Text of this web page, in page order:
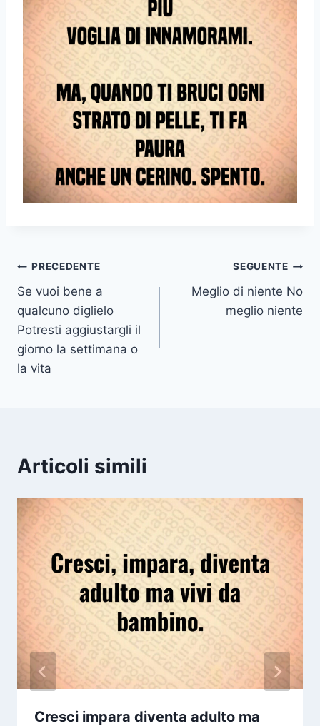
Navigazione
articoli
PRECEDENTE
Se vuoi bene a
qualcuno diglielo
Potresti aggiustargli il
giorno la settimana o
la vita
SEGUENTE
Meglio di niente No
meglio niente
Articoli simili
Cresci impara diventa adulto ma